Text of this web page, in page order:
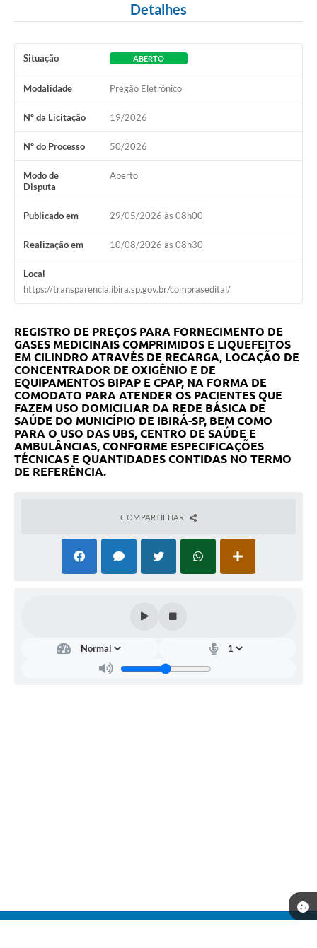
Detalhes
Situação ABERTO
Modalidade Pregão Eletrônico
Nº da Licitação 19/2026
Nº do Processo 50/2026
Modo de
Disputa
Aberto
Publicado em 29/05/2026 às 08h00
Realização em 10/08/2026 às 08h30
Local
https://transparencia.ibira.sp.gov.br/comprasedital/
REGISTRO DE PREÇOS PARA FORNECIMENTO DE
GASES MEDICINAIS COMPRIMIDOS E LIQUEFEITOS
EM CILINDRO ATRAVÉS DE RECARGA, LOCAÇÃO DE
CONCENTRADOR DE OXIGÊNIO E DE
EQUIPAMENTOS BIPAP E CPAP, NA FORMA DE
COMODATO PARA ATENDER OS PACIENTES QUE
FAZEM USO DOMICILIAR DA REDE BÁSICA DE
SAÚDE DO MUNICÍPIO DE IBIRÁ-SP, BEM COMO
PARA O USO DAS UBS, CENTRO DE SAÚDE E
AMBULÂNCIAS, CONFORME ESPECIFICAÇÕES
TÉCNICAS E QUANTIDADES CONTIDAS NO TERMO
DE REFERÊNCIA.
COMPARTILHAR